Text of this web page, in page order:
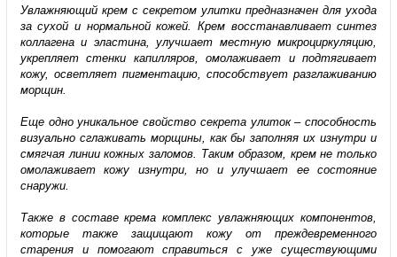
Увлажняющий крем с секретом улитки предназначен для ухода
за сухой и нормальной кожей. Крем восстанавливает синтез
коллагена и эластина, улучшает местную микроциркуляцию,
укрепляет стенки капилляров, омолаживает и подтягивает
кожу, осветляет пигментацию, способствует разглаживанию
морщин.
Еще одно уникальное свойство секрета улиток – способность
визуально сглаживать морщины, как бы заполняя их изнутри и
смягчая линии кожных заломов. Таким образом, крем не только
омолаживает кожу изнутри, но и улучшает ее состояние
снаружи.
Также в составе крема комплекс увлажняющих компонентов,
которые также защищают кожу от преждевременного
старения и помогают справиться с уже существующими